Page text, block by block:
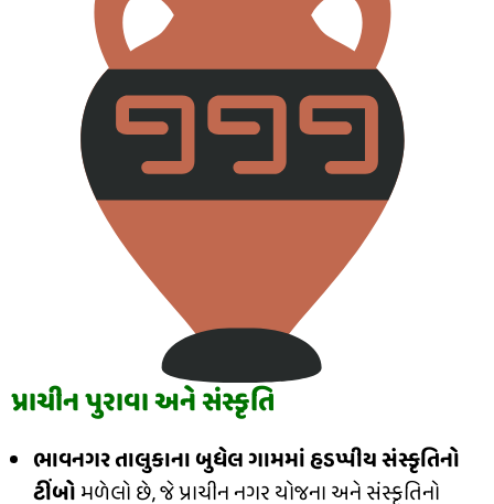
પ્રાચીન પુરાવા અને સંસ્કૃતિ
ભાવનગર તાલુકાના બુધેલ ગામમાં હડપ્પીય સંસ્કૃતિનો
ટીંબોમળેલો છે, જે પ્રાચીન નગર યોજના અને સંસ્કૃતિનો